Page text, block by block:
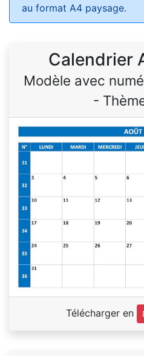
au format A4 paysage.
Calendrier
Modèle avec
-
Télécharger en